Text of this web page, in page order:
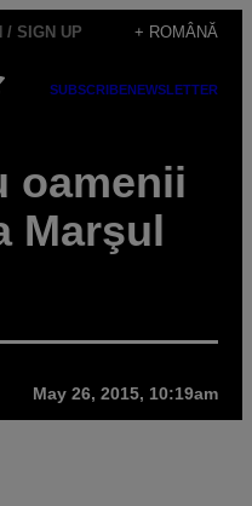
/ SIGN UP + ROMÂNĂ
SUBSCRIBENEWSLETTER
oamenii
Marşul
May 26, 2015, 10:19am